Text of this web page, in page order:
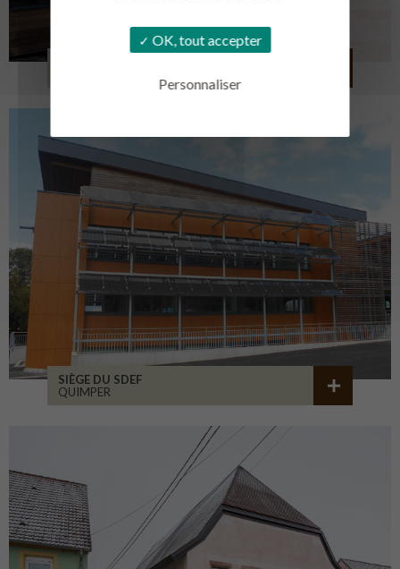
OK, tout accepter
Personnaliser
SIÈGE DU SDEF
QUIMPER